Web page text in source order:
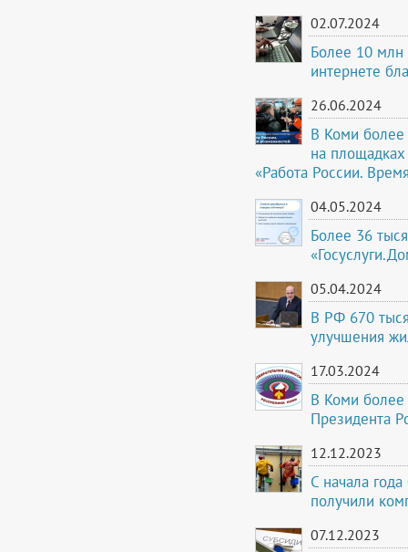
02.07.2024
Более 10 млн
интернете
26.06.2024
В Коми более
на площадках
«Работа России.
04.05.2024
Более 36
05.04.2024
В РФ 670
улучшения
17.03.2024
В Коми более
Президента
12.12.2023
С начала
получили
07.12.2023